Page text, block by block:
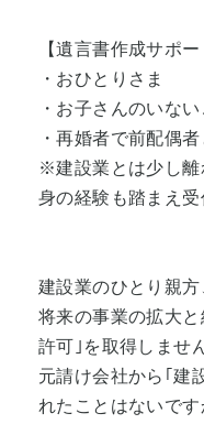
【遺言書作成サポー
・おひとりさま
・お子さんのいな
・再婚者で前配偶
※建設業とは少し離
身の経験も踏まえ受
建設業のひとり親
将来の事業の拡大
許可｣を取得しませ
元請け会社から｢建
れたことはないです